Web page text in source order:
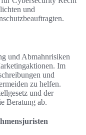
und
und Abmahnrisiken
Im
und
zu helfen.
und der
Beratung ab.